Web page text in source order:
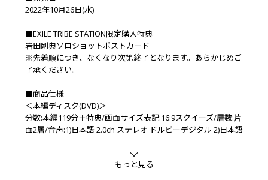
2022年10月26日(水)
■EXILE TRIBE STATION限定購入特典
岩田剛典ソロショットポストカード
※先着順につき、なくなり次第終了となります。あらかじめご
了承ください。
■商品仕様
＜本編ディスク(DVD)＞
分数:本編119分＋特典/画面サイズ表記:16:9スクイーズ/層数:片
面2層/音声:1)日本語 2.0ch ステレオ ドルビーデジタル 2)日本語
日本語2.0ch ステレオ ドルビーデジタル/字幕:バリアフリー日
もっと見る